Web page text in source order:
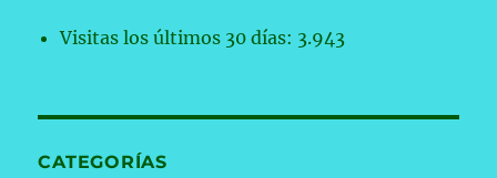
Visitas los últimos 30 días: 3.943
CATEGORÍAS